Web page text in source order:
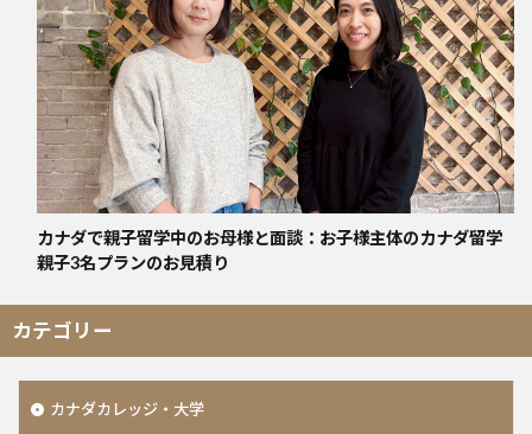
カナダで親子留学中のお母様と面談：お子様主体のカナダ留学
親子3名プランのお見積り
カテゴリー
カナダカレッジ・大学